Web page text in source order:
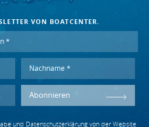
VON BOATCENTER.
Abonnieren
und Datenschutzerklärungvon der Website